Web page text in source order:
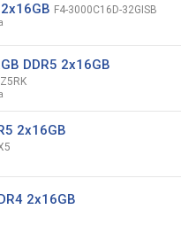
F4-3000C16D-32GISB
DDR5 2x16GB
2x16GB
2x16GB